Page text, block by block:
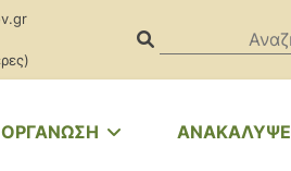
ΟΡΓΑΝΩΣΗ ΑΝΑΚΑΛΥΨΕ